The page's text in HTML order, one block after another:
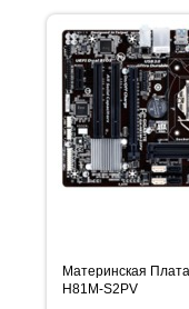
Материнская
H81M-S2PV